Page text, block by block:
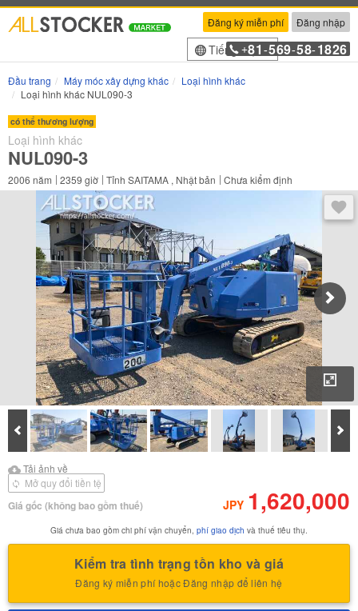
Đăng ký miễn phí Đăng nhập
Tiếng Việt
+81 -569-58-1826
Đầu trang Máy móc xây dựng khác
Loại hình khác
Loại hình khác NUL090-3
có thể thương lượng
Loại hình khác
NUL090-3
2006 năm 2359 giờ Tỉnh SAITAMA , Nhật bản Chưa kiểm định
Prev
Tải ảnh về
Tải ảnh về
Giá gốc (không bao gồm thuế) JPY 1,620,000
Mở quy đổi tiền tệ
Giá chưa bao gồm chi phí vận chuyển, phí giao dịch và thuế tiêu thụ.
Kiểm tra tình trạng tồn kho và giá
Đăng ký miễn phí hoặc Đăng nhập để liên hệ